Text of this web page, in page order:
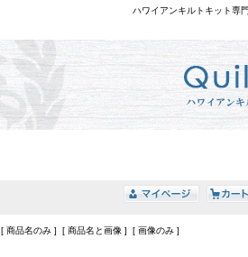
ハワイアンキルトキット専
[ 商品名のみ ] [ 商品名と画像 ] [ 画像のみ ]